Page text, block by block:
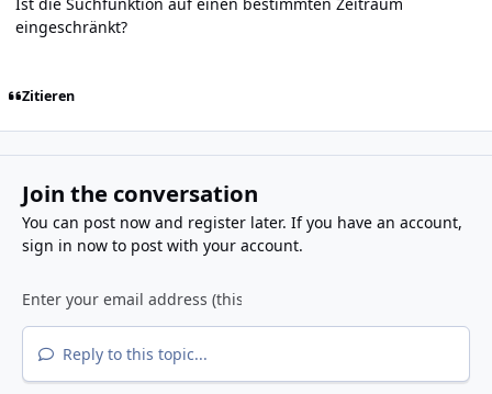
eingeschränkt?
Zitieren
Join the conversation
You can post now and register later. If you have an account,
sign in nowto post with your account.
Reply to this topic...